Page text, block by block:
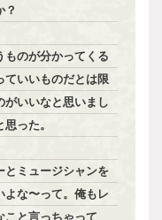
ものが分かってくる
ていいものだとは限
がいいなと思いまし
った。
とミュージシャンを
よな〜って。俺もレ
こと言っちゃって